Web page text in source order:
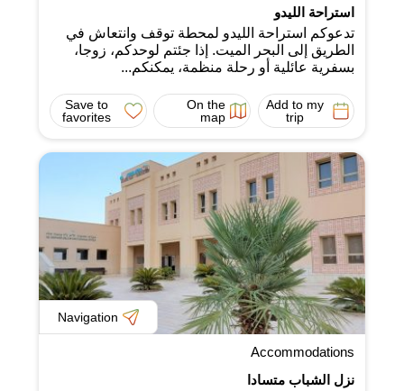
استراحة الليدو
تدعوكم استراحة الليدو لمحطة توقف وانتعاش في
الطريق إلى البحر الميت. إذا جئتم لوحدكم، زوجا،
بسفرية عائلية أو رحلة منظمة، يمكنكم...
Add to my
trip
On the
map
Save to
favorites
Navigation
Accommodations
نزل الشباب متسادا